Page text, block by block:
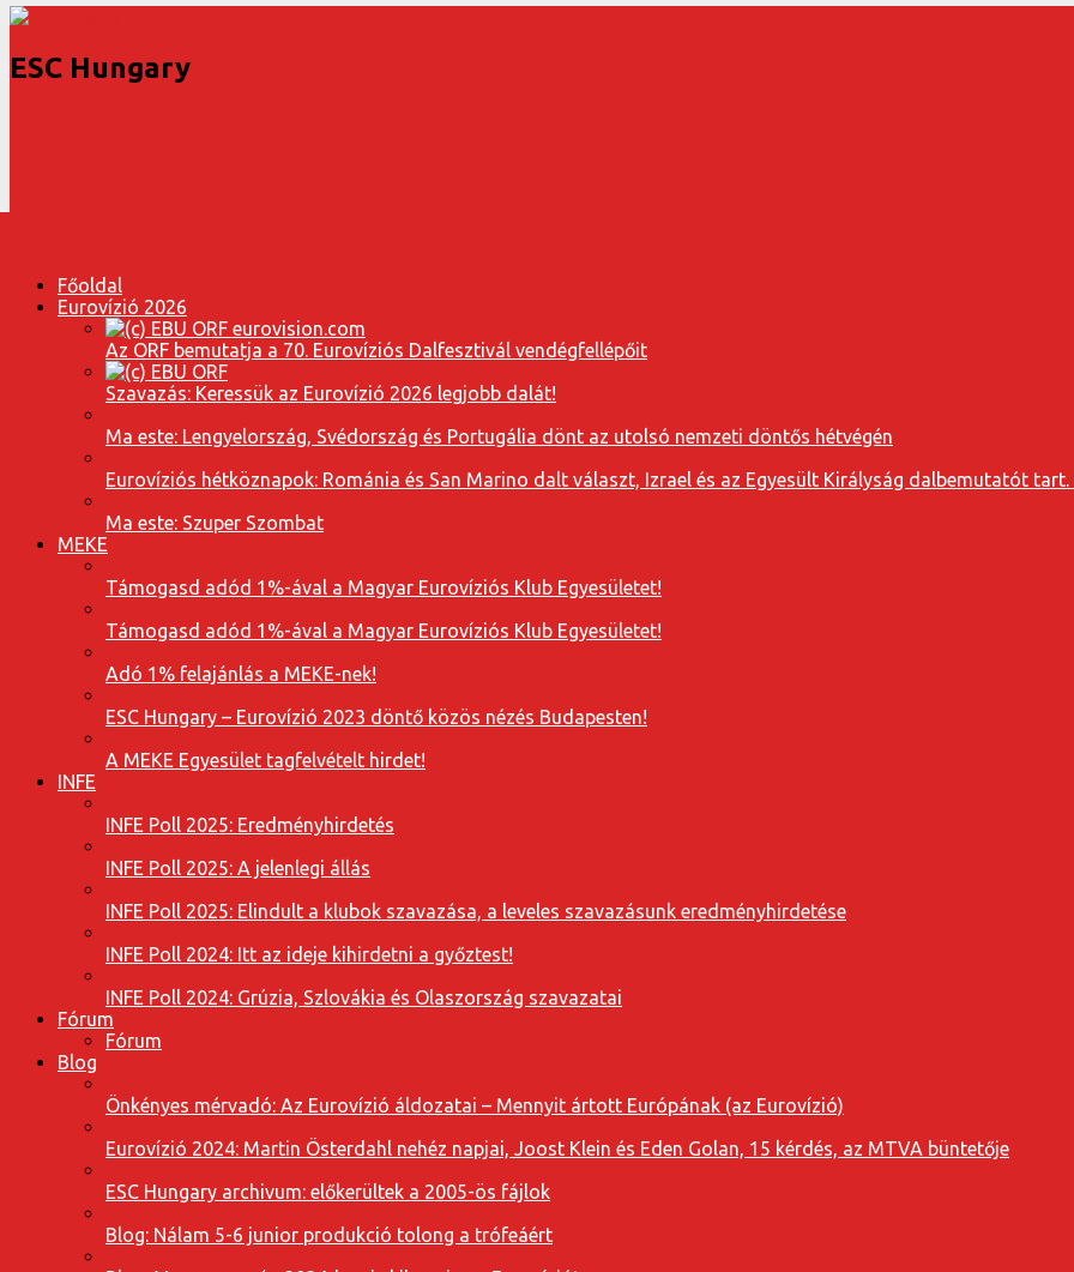
ESC Hungary
Főoldal
Eurovízió 2026
Az ORF bemutatja a 70. Eurovíziós Dalfesztivál vendégfellépőit
Szavazás: Keressük az Eurovízió 2026 legjobb dalát!
Ma este: Lengyelország, Svédország és Portugália dönt az utolsó nemzeti döntős hétvégén
Eurovíziós hétköznapok: Románia és San Marino dalt választ, Izrael és az Egyesült Királyság dalbemutatót tart.
Ma este: Szuper Szombat
MEKE
Támogasd adód 1%-ával a Magyar Eurovíziós Klub Egyesületet!
Támogasd adód 1%-ával a Magyar Eurovíziós Klub Egyesületet!
Adó 1% felajánlás a MEKE-nek!
ESC Hungary – Eurovízió 2023 döntő közös nézés Budapesten!
A MEKE Egyesület tagfelvételt hirdet!
INFE
INFE Poll 2025: Eredményhirdetés
INFE Poll 2025: A jelenlegi állás
INFE Poll 2025: Elindult a klubok szavazása, a leveles szavazásunk eredményhirdetése
INFE Poll 2024: Itt az ideje kihirdetni a győztest!
INFE Poll 2024: Grúzia, Szlovákia és Olaszország szavazatai
Fórum
Fórum
Blog
Önkényes mérvadó: Az Eurovízió áldozatai – Mennyit ártott Európának (az Eurovízió)
Eurovízió 2024: Martin Österdahl nehéz napjai, Joost Klein és Eden Golan, 15 kérdés, az MTVA büntetője
ESC Hungary archivum: előkerültek a 2005-ös fájlok
Blog: Nálam 5-6 junior produkció tolong a trófeáért